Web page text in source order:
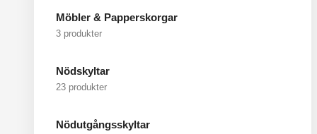
Möbler & Papperskorgar
3 produkter
Nödskyltar
23 produkter
Nödutgångsskyltar